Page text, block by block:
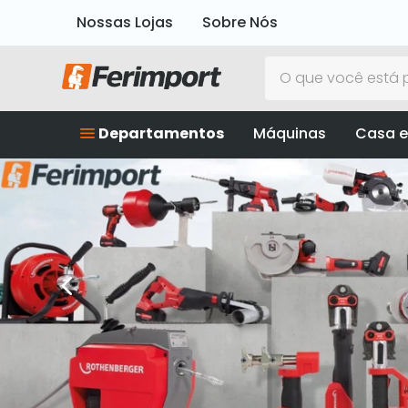
Nossas Lojas
Sobre Nós
Departamentos Máquinas Casa